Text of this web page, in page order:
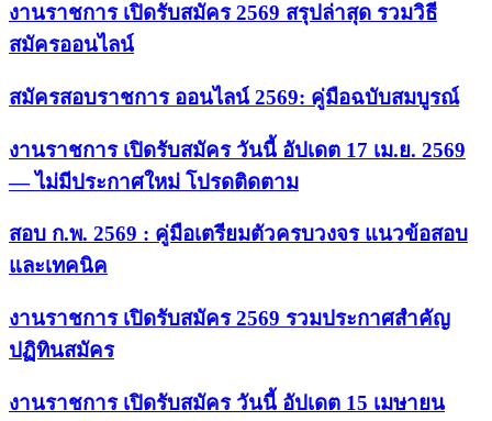
งานราชการ เปิดรับสมัคร 2569 สรุปล่าสุด รวมวิธี
สมัครออนไลน์
สมัครสอบราชการ ออนไลน์ 2569: คู่มือฉบับสมบูรณ์
งานราชการ เปิดรับสมัคร วันนี้ อัปเดต 17 เม.ย. 2569
— ไม่มีประกาศใหม่ โปรดติดตาม
สอบ ก.พ. 2569 : คู่มือเตรียมตัวครบวงจร แนวข้อสอบ
และเทคนิค
งานราชการ เปิดรับสมัคร 2569 รวมประกาศสำคัญ
ปฏิทินสมัคร
งานราชการ เปิดรับสมัคร วันนี้ อัปเดต 15 เมษายน